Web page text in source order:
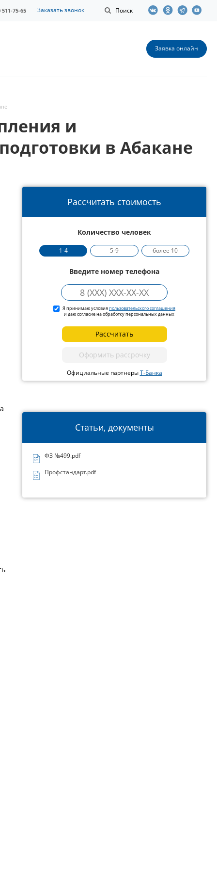
Поиск
511-75-65 Заказать звонок
Заявка онлайн
и
в Абакане
Рассчитать стоимость
Количество человек
1-4 5-9 более 10
Введите номер телефона
Я принимаю условияпользовательского соглашения
и даю согласие на обработку персональных данных
Рассчитать
Оформить рассрочку
Официальные партнерыТ-Банка
Статьи, документы
ФЗ №499.pdf
Профстандарт.pdf